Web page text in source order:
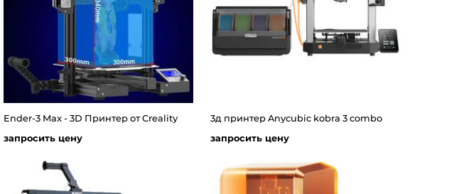
Ender-3 Max - 3D Принтер от Creality
запросить цену
3д принтер Anycubic kobra 3 combo
запросить цену